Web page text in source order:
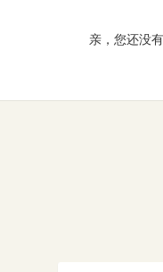
亲，您还没